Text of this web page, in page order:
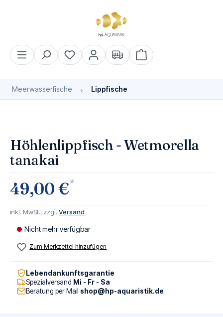
Warenkorb enthält 0
Meerwasserfische Lippfische
Höhlenlippfisch - Wetmorella
tanakai
49,00 €*
inkl. MwSt., zzgl. Versand
Nicht mehr verfügbar
Zum Merkzettel hinzufügen
Lebendankunftsgarantie
Spezialversand Mi - Fr - Sa
Beratung per Mail shop@hp-aquaristik.de